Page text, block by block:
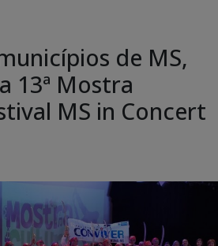
de MS,
13ª Mostra
MS in Concert